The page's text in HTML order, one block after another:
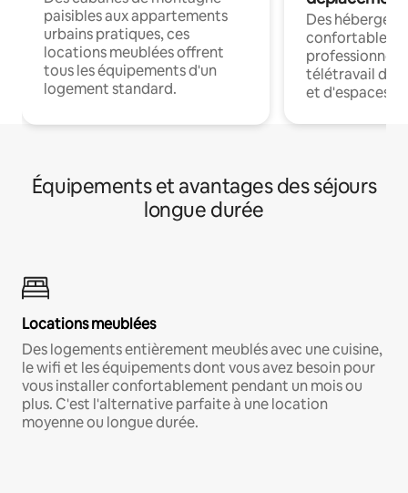
paisibles aux appartements
urbains pratiques, ces
locations meublées offrent
tous les équipements d'un
logement standard.
Des
confortables
professionnels
télétravail
et d'espaces
Équipements et avantages des séjours
longue durée
Locations meublées
Des logements entièrement meublés avec une cuisine,
le wifi et les équipements dont vous avez besoin pour
vous installer confortablement pendant un mois ou
plus. C'est l'alternative parfaite à une location
moyenne ou longue durée.